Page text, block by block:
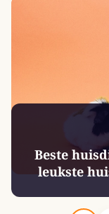
Beste
leukste